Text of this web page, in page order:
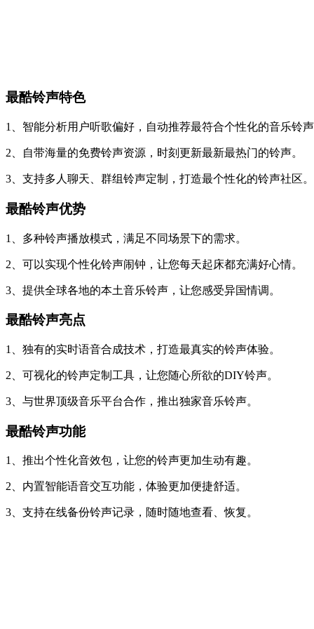
最酷铃声特色
1、智能分析用户听歌偏好，自动推荐最符合个性化的音乐铃
2、自带海量的免费铃声资源，时刻更新最新最热门的铃声。
3、支持多人聊天、群组铃声定制，打造最个性化的铃声社区。
最酷铃声优势
1、多种铃声播放模式，满足不同场景下的需求。
2、可以实现个性化铃声闹钟，让您每天起床都充满好心情。
3、提供全球各地的本土音乐铃声，让您感受异国情调。
最酷铃声亮点
1、独有的实时语音合成技术，打造最真实的铃声体验。
2、可视化的铃声定制工具，让您随心所欲的DIY铃声。
3、与世界顶级音乐平台合作，推出独家音乐铃声。
最酷铃声功能
1、推出个性化音效包，让您的铃声更加生动有趣。
2、内置智能语音交互功能，体验更加便捷舒适。
3、支持在线备份铃声记录，随时随地查看、恢复。